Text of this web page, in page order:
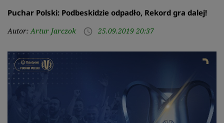
Puchar Polski: Podbeskidzie odpadło, Rekord gra dalej!
Autor:Artur Jarczok access_time 25.09.2019 20:37